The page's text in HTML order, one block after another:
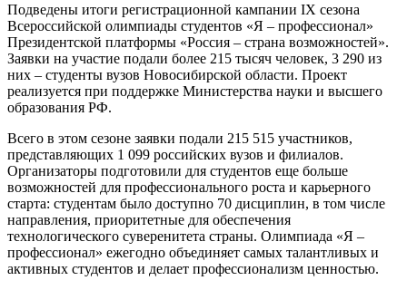
Подведены итоги регистрационной кампании IX сезона
Всероссийской олимпиады студентов «Я – профессионал»
Президентской платформы «Россия – страна возможностей».
Заявки на участие подали более 215 тысяч человек, 3 290 из
них – студенты вузов Новосибирской области. Проект
реализуется при поддержке Министерства науки и высшего
образования РФ.
Всего в этом сезоне заявки подали 215 515 участников,
представляющих 1 099 российских вузов и филиалов.
Организаторы подготовили для студентов еще больше
возможностей для профессионального роста и карьерного
старта: студентам было доступно 70 дисциплин, в том числе
направления, приоритетные для обеспечения
технологического суверенитета страны. Олимпиада «Я –
профессионал» ежегодно объединяет самых талантливых и
активных студентов и делает профессионализм ценностью.